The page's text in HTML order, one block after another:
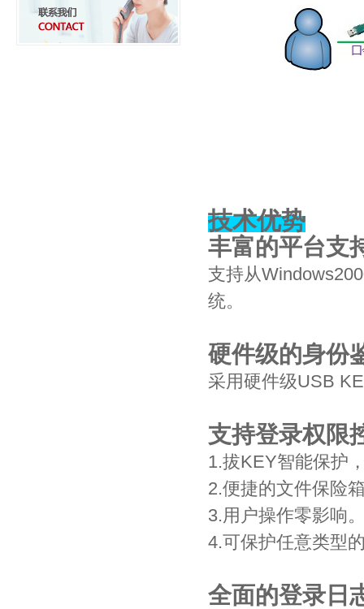
技术优势
丰富的平台支
支持从
统。
硬件级的身份
采用硬件级USB
支持登录权限
1.拔KEY智能保护
2.便捷的文件保险
3.用户操作零影响
4.可保护任意类型
全面的登录日